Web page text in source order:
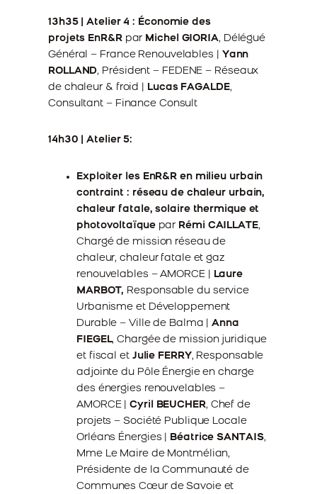
13h35 | Atelier 4 : Économie des
projets EnR&Rpar Michel GIORIA, Délégué
Général – France Renouvelables | Yann
ROLLAND, Président – FEDENE – Réseaux
de chaleur & froid |
Lucas FAGALDE,
Consultant – Finance Consult
14h30 | Atelier 5:
Exploiter les EnR&R en milieu urbain
contraint : réseau de chaleur urbain,
chaleur fatale, solaire thermique et
photovoltaïquepar Rémi CAILLATE,
Chargé de mission réseau de
chaleur, chaleur fatale et gaz
renouvelables – AMORCE |
Laure
MARBOT, Responsable du service
Urbanisme et Développement
Durable – Ville de Balma |Anna
FIEGEL, Chargée de mission juridique
et fiscal et Julie FERRY, Responsable
adjointe du Pôle Énergie en charge
des énergies renouvelables –
AMORCE |Cyril BEUCHER, Chef de
projets – Société Publique Locale
Orléans Énergies |
Béatrice SANTAIS,
Mme Le Maire de Montmélian,
Présidente de la Communauté de
Communes Cœur de Savoie et